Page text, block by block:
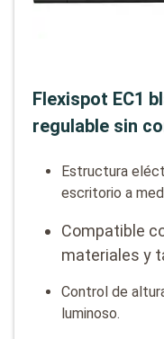
Flexispot EC1
regulable sin
Estructura
escritorio a
Compatible
materiales y
Control de
luminoso.